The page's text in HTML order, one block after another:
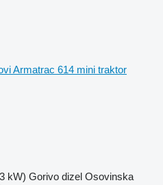
Armatrac 614 mini traktor
kW) Gorivo dizel Osovinska